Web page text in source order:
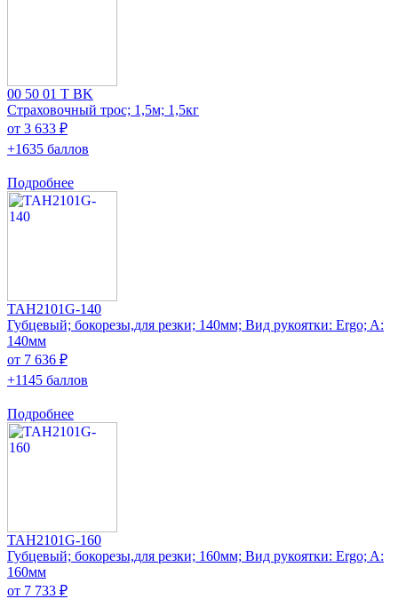
00 50 01 T BK
Страховочный трос; 1,5м; 1,5кг
от 3 633 ₽
+1635 баллов
Подробнее
TAH2101G-140
Губцевый; бокорезы,для резки; 140мм; Вид рукоятки: Ergo; A:
140мм
от 7 636 ₽
+1145 баллов
Подробнее
TAH2101G-160
Губцевый; бокорезы,для резки; 160мм; Вид рукоятки: Ergo; A:
160мм
от 7 733 ₽